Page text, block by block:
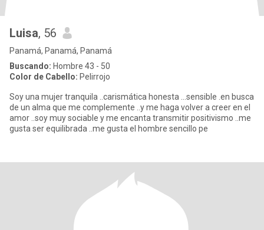
Luisa, 56
Panamá, Panamá, Panamá
Buscando: Hombre 43 - 50
Color de Cabello: Pelirrojo
Soy una mujer tranquila ..carismática honesta ...sensible .en busca
de un alma que me complemente ..y me haga volver a creer en el
amor ..soy muy sociable y me encanta transmitir positivismo ..me
gusta ser equilibrada ..me gusta el hombre sencillo pe